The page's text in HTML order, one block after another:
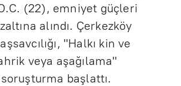
(22), emniyet güçleri
alındı. Çerkezköy
"Halkı kin ve
veya aşağılama"
başlattı.